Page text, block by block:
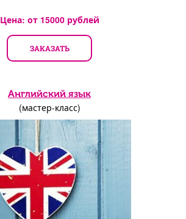
Цена: от 15000рублей
ЗАКАЗАТЬ
Английский язык
(мастер-класс)